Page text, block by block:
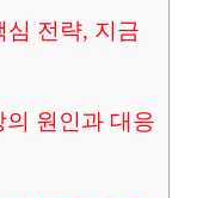
심 전략, 지금
원인과 대응